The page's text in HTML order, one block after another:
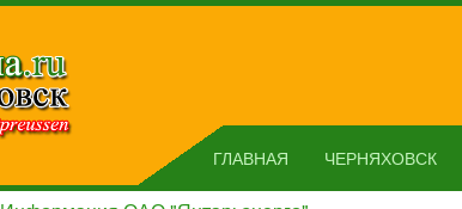
ГЛАВНАЯ ЧЕРНЯХОВСК